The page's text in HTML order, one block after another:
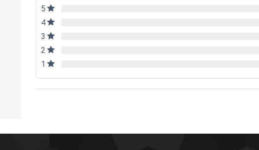
5
4
3
2
1